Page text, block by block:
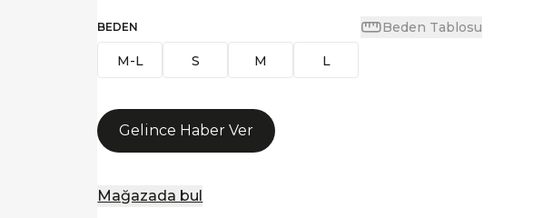
BEDEN Beden Tablosu
M-L S M L
Gelince Haber Ver
Mağazada bul